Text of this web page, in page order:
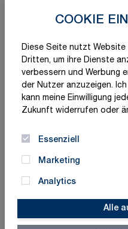
COOKIE
Diese Seite nutzt Website
Dritten, um ihre Dienste
verbessern und Werbung
der Nutzer anzuzeigen.
kann meine Einwilligung
Zukunft widerrufen oder
Essenziell
Marketing
Analytics
Alle